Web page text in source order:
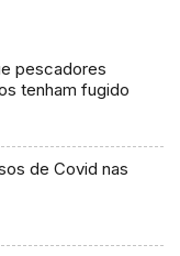
pescadores
tenham fugido
de Covid nas